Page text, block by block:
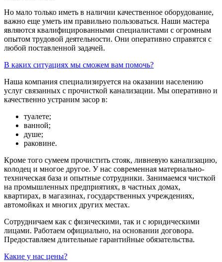
Но мало только иметь в наличии качественное оборудование,
важно еще уметь им правильно пользоваться. Наши мастера
являются квалифицированными специалистами с огромным
опытом трудовой деятельности. Они оперативно справятся с
любой поставленной задачей.
В каких ситуациях мы сможем вам помочь?
Наша компания специализируется на оказании населению
услуг связанных с прочисткой канализации. Мы оперативно и
качественно устраним засор в:
туалете;
ванной;
душе;
раковине.
Кроме того сумеем прочистить стояк, ливневую канализацию,
колодец и многое другое. У нас современная материально-
техническая база и опытные сотрудники. Занимаемся чисткой
на промышленных предприятиях, в частных домах,
квартирах, в магазинах, государственных учреждениях,
автомойках и многих других местах.
Сотрудничаем как с физическими, так и с юридическими
лицами. Работаем официально, на основании договора.
Предоставляем длительные гарантийные обязательства.
Какие у нас цены?